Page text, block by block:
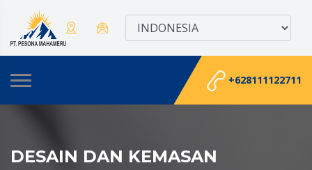
+628111122711
DESAIN DAN KEMASAN